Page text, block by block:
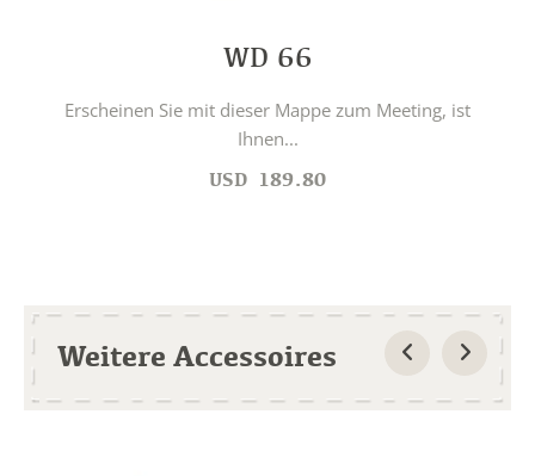
WD 66
Erscheinen Sie mit dieser Mappe zum Meeting, ist
Ihnen...
USD 189.80
Weitere Accessoires